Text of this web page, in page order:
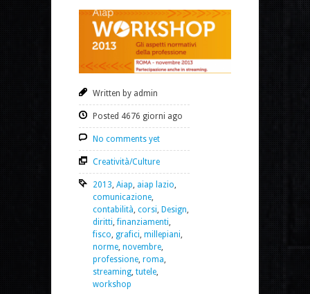
Written by admin
Posted 4676 giorni ago
No comments yet
Creatività/Culture
2013 Aiap aiap lazio
comunicazione
contabilità corsi Design
diritti ,finanziamenti
fisco grafici millepiani
norme novembre
professione roma
streaming tutele
workshop